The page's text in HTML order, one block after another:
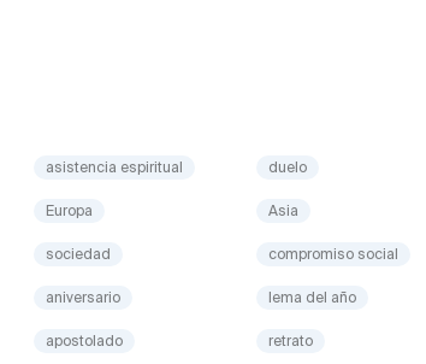
asistencia espiritual duelo
Europa Asia
sociedad compromiso social
aniversario lema del año
apostolado retrato